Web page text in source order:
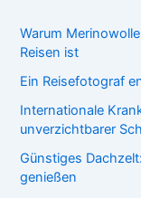
Warum
Reisen ist
Ein Reisefotograf
Internationale
unverzichtbarer
Günstiges
genießen